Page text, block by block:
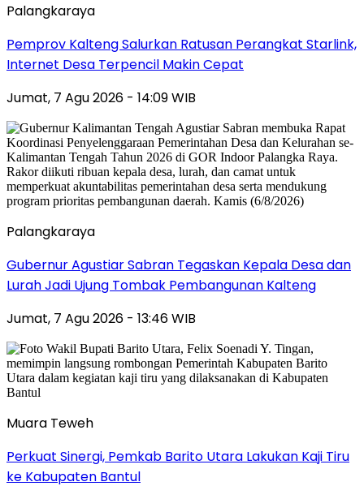
Palangkaraya
Pemprov Kalteng Salurkan Ratusan Perangkat Starlink,
Internet Desa Terpencil Makin Cepat
Jumat, 7 Agu 2026 - 14:09 WIB
Palangkaraya
Gubernur Agustiar Sabran Tegaskan Kepala Desa dan
Lurah Jadi Ujung Tombak Pembangunan Kalteng
Jumat, 7 Agu 2026 - 13:46 WIB
Muara Teweh
Perkuat Sinergi, Pemkab Barito Utara Lakukan Kaji Tiru
ke Kabupaten Bantul